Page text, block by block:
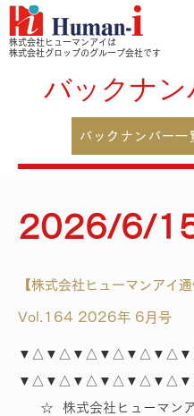
株式会社ヒューマンアイは
株式会社グロップのグループ会社です
バックナン
バックナンバー一
2026/6/
【株式会社ヒューマンアイ通
Vol.164 2026年 6月号
☆ 株式会社ヒューマン